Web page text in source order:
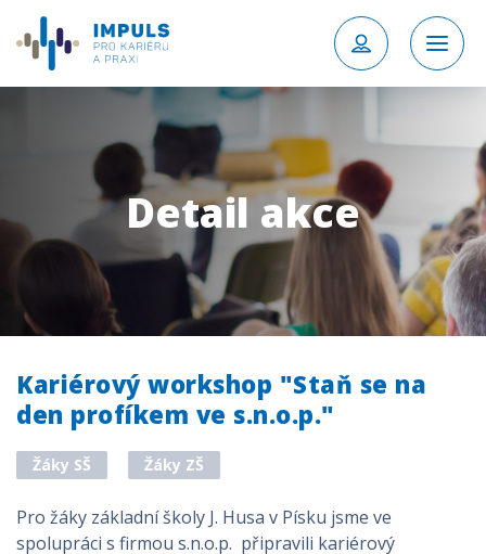
Detail akce
Kariérový workshop "Staň se na
den profíkem ve s.n.o.p."
Žáky SŠ Žáky ZŠ
Pro žáky základní školy J. Husa v Písku jsme ve
spolupráci s firmou s.n.o.p. připravili kariérový